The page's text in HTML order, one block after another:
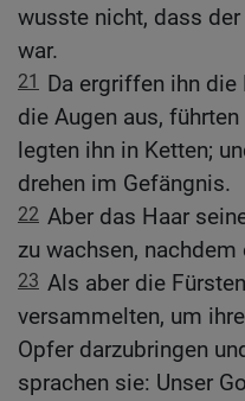
wusste nicht, dass
war.
21
Da ergriffen ihn
die Augen aus,
legten ihn in Ketten;
drehen im Gefängnis.
22 Aber das Haar
zu wachsen,
23 Als aber die
versammelten, um
Opfer darzubringen
sprachen sie: Unser